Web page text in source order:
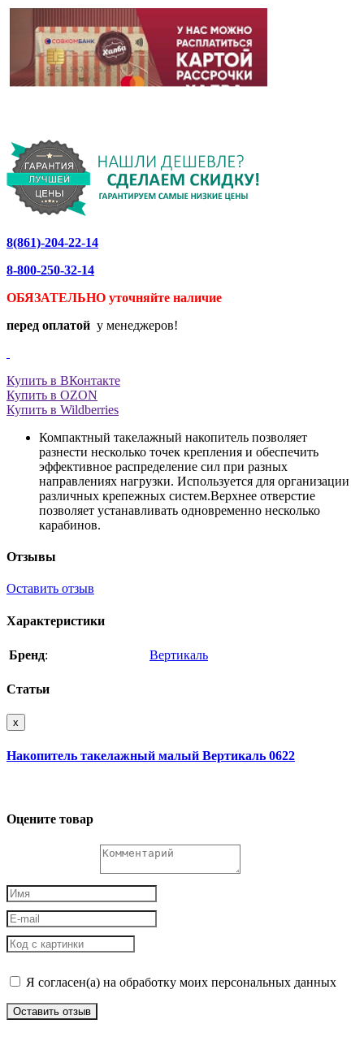
8(861)-204-22-14
8-800-250-32-14
ОБЯЗАТЕЛЬНО уточняйте наличие
перед оплатой у менеджеров!
Купить в ВКонтакте
Купить в OZON
Купить в Wildberries
Компактный такелажный накопитель позволяет
разнести несколько точек крепления и обеспечить
эффективное распределение сил при разных
направлениях нагрузки. Используется для организации
различных крепежных систем.Верхнее отверстие
позволяет устанавливать одновременно несколько
карабинов.
Отзывы
Оставить отзыв
Характеристики
Бренд: Вертикаль
Статьи
x
Накопитель такелажный малый Вертикаль 0622
Оцените товар
Я согласен(а) на обработку моих персональных данных
Оставить отзыв